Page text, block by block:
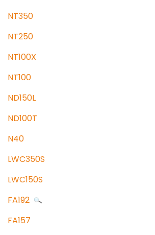
NT350
NT250
NT100X
NT100
ND150L
ND100T
N40
LWC350S
LWC150S
FA192
FA157